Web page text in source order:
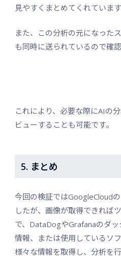
見やすくまとめてくれています
また、この分析の元になった
も同時に送られているので確認
これにより、必要な際にAIの
ビューすることも可能です。
5. まとめ
今回の検証ではGoogleCloud
したが、画像が取得できれば
で、DataDogやGrafanaのダ
情報、または使用しているソ
様々な情報を取得し、分析を